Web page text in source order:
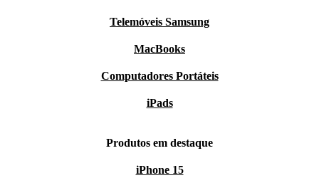
Telemóveis Samsung
MacBooks
Computadores Portáteis
iPads
Produtos em destaque
iPhone 15